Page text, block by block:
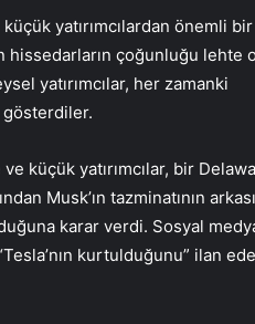
yatırımcılardan önemli bir
hissedarların çoğunluğu lehte
yatırımcılar, her zamanki
gösterdiler.
küçük yatırımcılar, bir
Musk’ın tazminatının
karar verdi. Sosyal
kurtulduğunu” ilan